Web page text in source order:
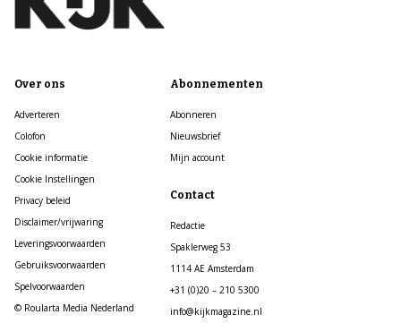
Over ons
Adverteren
Colofon
Cookie informatie
Cookie Instellingen
Privacy beleid
Disclaimer/vrijwaring
Leveringsvoorwaarden
Gebruiksvoorwaarden
Spelvoorwaarden
© Roularta Media Nederland
Abonnementen
Abonneren
Nieuwsbrief
Mijn account
Contact
Redactie
Spaklerweg 53
1114 AE Amsterdam
+31 (0)20 – 210 5300
info@kijkmagazine.nl